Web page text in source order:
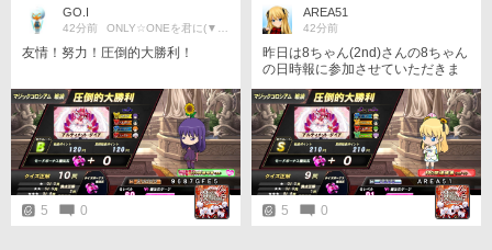
GO.I
42分前 ONLY☆ONEを君に(▼ω▼)
友情！努力！圧倒的大勝利！
5 0
AREA51
42分前
昨日は8ちゃん(2nd)さんの8ちゃん
の日時報に参加させていただきま
した。 開催回が全8回という徹底
ぶりが素敵ですね。 COM混ざり回
ばかりでしたが同組プレイヤーさ
んのおかげで圧倒的大勝利するこ
とができました。 マッチングいた
だいた皆様ありがとうございまし
た。 これで日本三大七夕の開催期
間中に七夕衣装でQMAできたので
とても満足です。
5 0